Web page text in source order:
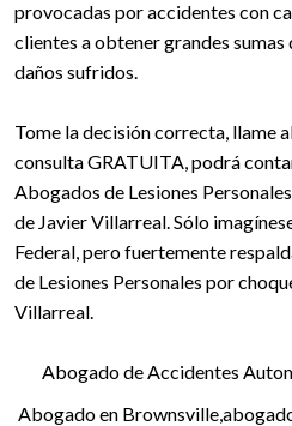
provocadas por accidentes con
clientes a obtener grandes sumas
daños sufridos.
Tome la decisión correcta, llame
consulta GRATUITA, podrá
Abogados de Lesiones
de Javier Villarreal. Sólo
Federal, pero fuertemente
de Lesiones Personales por
Villarreal.
Abogado de Accidentes
Abogado en Brownsville